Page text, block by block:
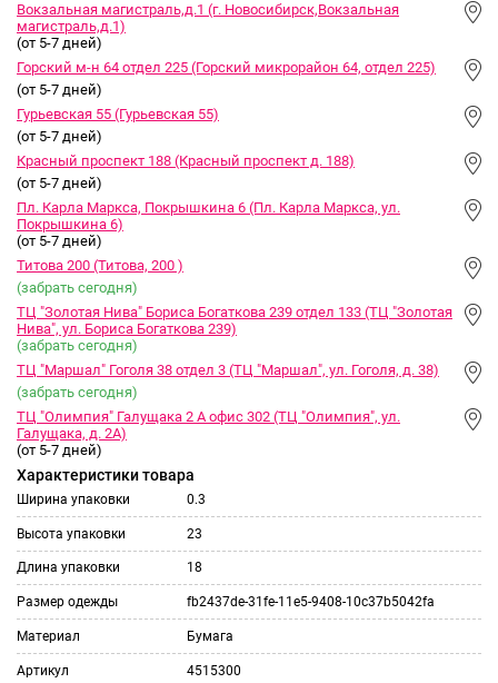
Вокзальная магистраль,д.1 (г. Новосибирск,Вокзальная
магистраль,д.1)
(от 5-7 дней)
Горский м-н 64 отдел 225 (Горский микрорайон 64, отдел 225)
(от 5-7 дней)
Гурьевская 55 (Гурьевская 55)
(от 5-7 дней)
Красный проспект 188 (Красный проспект д. 188)
(от 5-7 дней)
Пл. Карла Маркса, Покрышкина 6 (Пл. Карла Маркса, ул.
Покрышкина 6)
(от 5-7 дней)
Титова 200 (Титова, 200 )
(забрать сегодня)
ТЦ "Золотая Нива" Бориса Богаткова 239 отдел 133 (ТЦ "Золотая
Нива", ул. Бориса Богаткова 239)
(забрать сегодня)
ТЦ "Маршал" Гоголя 38 отдел 3 (ТЦ "Маршал", ул. Гоголя, д. 38)
(забрать сегодня)
ТЦ "Олимпия" Галущака 2 А офис 302 (ТЦ "Олимпия", ул.
Галущака, д. 2А)
(от 5-7 дней)
Характеристики товара
Ширина упаковки 0.3
Высота упаковки 23
Длина упаковки 18
Размер одежды fb2437de-31fe-11e5-9408-10c37b5042fa
Материал Бумага
Артикул 4515300